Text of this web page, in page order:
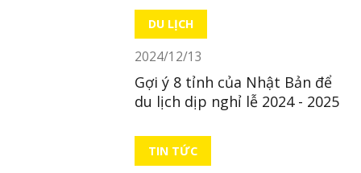
DU LỊCH
2024/12/13
Gợi ý 8 tỉnh của Nhật Bản để
du lịch dịp nghỉ lễ 2024 - 2025
TIN TỨC